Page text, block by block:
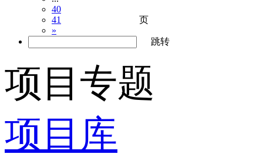
40
41
»
页
跳转
项目专题
项目库